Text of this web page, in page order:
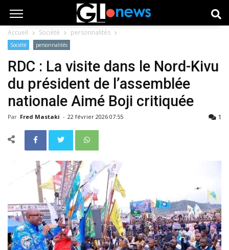
Accueil Société personnalités
Société personnalités
RDC : La visite dans le Nord-Kivu
du président de l’assemblée
nationale Aimé Boji critiquée
Par Fred Mastaki - 22 février 2026 07:55 1